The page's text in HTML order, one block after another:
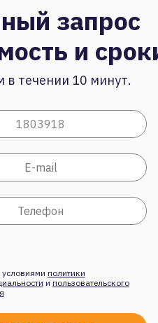
запрос
и
в течении 10 минут.
условиями политики
и пользовательского